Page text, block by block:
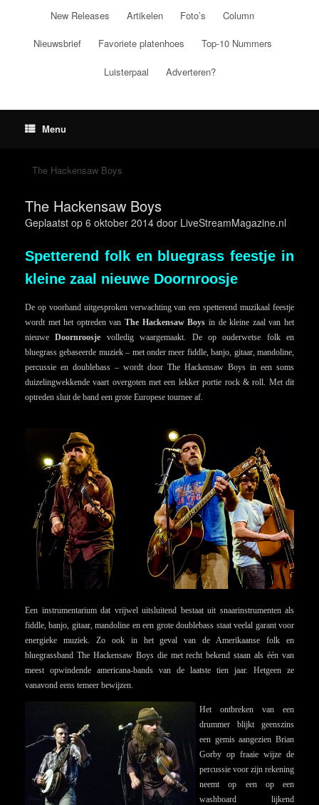
New Releases Artikelen Foto’s Column
Nieuwsbrief Favoriete platenhoes Top-10 Nummers
Luisterpaal Adverteren?
Menu
The Hackensaw Boys
The Hackensaw Boys
Geplaatst op 6 oktober 2014 door LiveStreamMagazine.nl
Spetterend folk en bluegrass feestje in
kleine zaal nieuwe Doornroosje
De op voorhand uitgesproken verwachting van een spetterend muzikaal feestje
wordt met het optreden vanThe Hackensaw Boys in de kleine zaal van het
nieuweDoornroosje volledig waargemaakt. De op ouderwetse folk en
bluegrass gebaseerde muziek – met onder meer fiddle, banjo, gitaar, mandoline,
percussie en doublebass – wordt door The Hackensaw Boys in een soms
duizelingwekkende vaart overgoten met een lekker portie rock & roll. Met dit
optreden sluit de band een grote Europese tournee af.
Een instrumentarium dat vrijwel uitsluitend bestaat uit snaarinstrumenten als
fiddle, banjo, gitaar, mandoline en een grote doublebass staat veelal garant voor
energieke muziek. Zo ook in het geval van de Amerikaanse folk en
bluegrassband The Hackensaw Boys die met recht bekend staan als één van
meest opwindende americana-bands van de laatste tien jaar. Hetgeen ze
vanavond eens temeer bewijzen.
Het ontbreken van een
drummer blijkt geenszins
een gemis aangezien Brian
Gorby op fraaie wijze de
percussie voor zijn rekening
neemt op een op een
washboard lijkend